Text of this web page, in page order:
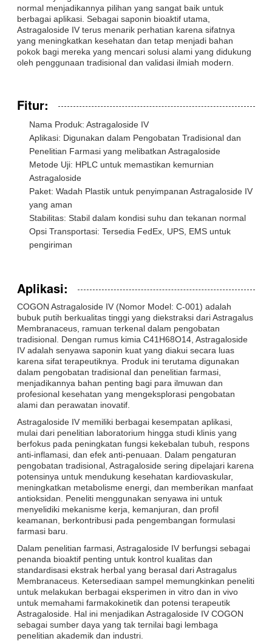
normal menjadikannya pilihan yang sangat baik untuk
berbagai aplikasi. Sebagai saponin bioaktif utama,
Astragaloside IV terus menarik perhatian karena sifatnya
yang meningkatkan kesehatan dan tetap menjadi bahan
pokok bagi mereka yang mencari solusi alami yang didukung
oleh penggunaan tradisional dan validasi ilmiah modern.
Fitur:
Nama Produk: Astragaloside IV
Aplikasi: Digunakan dalam Pengobatan Tradisional dan
Penelitian Farmasi yang melibatkan Astragaloside
Metode Uji: HPLC untuk memastikan kemurnian
Astragaloside
Paket: Wadah Plastik untuk penyimpanan Astragaloside IV
yang aman
Stabilitas: Stabil dalam kondisi suhu dan tekanan normal
Opsi Transportasi: Tersedia FedEx, UPS, EMS untuk
pengiriman
Aplikasi:
COGON Astragaloside IV (Nomor Model: C-001) adalah
bubuk putih berkualitas tinggi yang diekstraksi dari Astragalus
Membranaceus, ramuan terkenal dalam pengobatan
tradisional. Dengan rumus kimia C41H68O14, Astragaloside
IV adalah senyawa saponin kuat yang diakui secara luas
karena sifat terapeutiknya. Produk ini terutama digunakan
dalam pengobatan tradisional dan penelitian farmasi,
menjadikannya bahan penting bagi para ilmuwan dan
profesional kesehatan yang mengeksplorasi pengobatan
alami dan perawatan inovatif.
Astragaloside IV memiliki berbagai kesempatan aplikasi,
mulai dari penelitian laboratorium hingga studi klinis yang
berfokus pada peningkatan fungsi kekebalan tubuh, respons
anti-inflamasi, dan efek anti-penuaan. Dalam pengaturan
pengobatan tradisional, Astragaloside sering dipelajari karena
potensinya untuk mendukung kesehatan kardiovaskular,
meningkatkan metabolisme energi, dan memberikan manfaat
antioksidan. Peneliti menggunakan senyawa ini untuk
menyelidiki mekanisme kerja, kemanjuran, dan profil
keamanan, berkontribusi pada pengembangan formulasi
farmasi baru.
Dalam penelitian farmasi, Astragaloside IV berfungsi sebagai
penanda bioaktif penting untuk kontrol kualitas dan
standardisasi ekstrak herbal yang berasal dari Astragalus
Membranaceus. Ketersediaan sampel memungkinkan peneliti
untuk melakukan berbagai eksperimen in vitro dan in vivo
untuk memahami farmakokinetik dan potensi terapeutik
Astragaloside. Hal ini menjadikan Astragaloside IV COGON
sebagai sumber daya yang tak ternilai bagi lembaga
penelitian akademik dan industri.